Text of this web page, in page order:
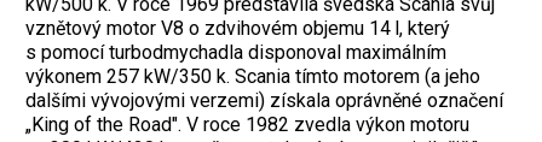
vznětový motor V8 o zdvihovém objemu 14 l, který
s pomocí turbodmychadla disponoval maximálním
výkonem 257 kW/350 k. Scania tímto motorem (a jeho
dalšími vývojovými verzemi) získala oprávněné označení
„King of the Road". V roce 1982 zvedla výkon motoru